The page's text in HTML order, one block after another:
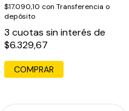
$17.090,10 con Transferencia o
depósito
3 cuotas sin interés de
$6.329,67